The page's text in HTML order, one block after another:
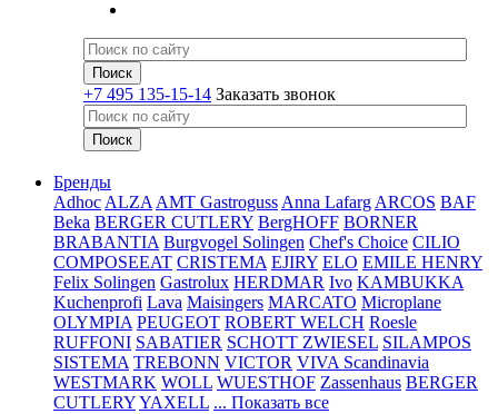
+7 495 135-15-14 Заказать звонок
Бренды
Adhoc ALZA AMT Gastroguss Anna Lafarg ARCOS BAF
Beka BERGER CUTLERY BergHOFF BORNER
BRABANTIA Burgvogel Solingen Chef's Choice CILIO
COMPOSEEAT CRISTEMA EJIRY ELO EMILE HENRY
Felix Solingen Gastrolux HERDMAR Ivo KAMBUKKA
Kuchenprofi Lava Maisingers MARCATO Microplane
OLYMPIA PEUGEOT ROBERT WELCH Roesle
RUFFONI SABATIER SCHOTT ZWIESEL SILAMPOS
SISTEMA TREBONN VICTOR VIVA Scandinavia
WESTMARK WOLL WUESTHOF Zassenhaus BERGER
CUTLERYYAXELL ... Показать все